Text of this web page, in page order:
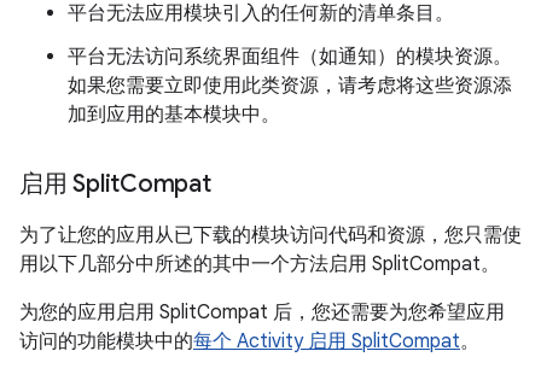
平台无法应用模块引入的任何新的清单条目。
平台无法访问系统界面组件（如通知）的模块资源。
如果您需要立即使用此类资源，请考虑将这些资源添
加到应用的基本模块中。
启用 SplitCompat
为了让您的应用从已下载的模块访问代码和资源，您只需使
用以下几部分中所述的其中一个方法启用 SplitCompat。
为您的应用启用 SplitCompat 后，您还需要为您希望应用
访问的功能模块中的每个 Activity 启用 SplitCompat。